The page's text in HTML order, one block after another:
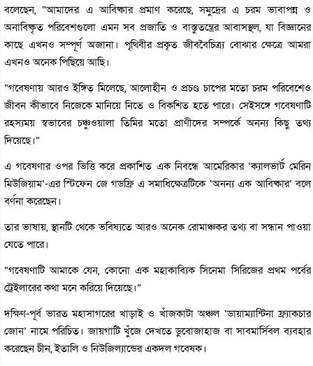
বলেছেন, “আমাদের এ আবিষ্কার প্রমাণ করেছে, সমুদ্রের এ চরম ভাবাপন্ন ও
অনাবিষ্কৃত পরিবেশগুলো এমন সব প্রজাতি ও বাস্তুতন্ত্রের আবাসস্থল, যা বিজ্ঞানের
কাছে এখনও সম্পূর্ণ অজানা। পৃথিবীর প্রকৃত জীববৈচিত্র্য বোঝার ক্ষেত্রে আমরা
এখনও অনেক পিছিয়ে আছি।
“গবেষণায় আরও ইঙ্গিত মিলেছে, আলোহীন ও প্রচণ্ড চাপের মতো চরম পরিবেশেও
জীবন কীভাবে নিজেকে মানিয়ে নিতে ও বিকশিত হতে পারে। সেইসঙ্গে গবেষণাটি
রহস্যময় স্বভাবের চঞ্চুওয়ালা তিমির মতো প্রাণীদের সম্পর্কে অনন্য কিছু তথ্য
দিয়েছে।”
এ গবেষণার ওপর ভিত্তি করে প্রকাশিত এক নিবন্ধে আমেরিকার ‘ক্যালভার্ট মেরিন
মিউজিয়াম’-এর স্টিফেন জে গডফ্রি এ সমাধিক্ষেত্রটিকে ‘অনন্য এক আবিষ্কার’ বলে
বর্ণনা করেছেন।
তার ভাষায়, স্থানটি থেকে ভবিষ্যতে আরও অনেক রোমাঞ্চকর তথ্য বা সন্ধান পাওয়া
যেতে পারে।
“গবেষণাটি আমাকে যেন, কোনো এক মহাকাব্যিক সিনেমা সিরিজের প্রথম পর্বের
ট্রেইলারের কথা মনে করিয়ে দিয়েছে।”
দক্ষিণ-পূর্ব ভারত মহাসাগরের খাড়াই ও খাঁজকাটা অঞ্চল ‘ডায়াম্যান্টিনা ফ্র্যাকচার
জোন’ নামে পরিচিত। জায়গাটি খুঁজে দেখতে ডুবোজাহাজ বা সাবমার্সিবল ব্যবহার
করেছেন চীন, ইতালি ও নিউজিল্যান্ডের একদল গবেষক।